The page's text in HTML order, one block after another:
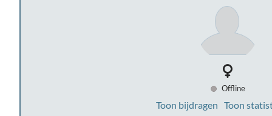
Offline
Toon bijdragen Toon